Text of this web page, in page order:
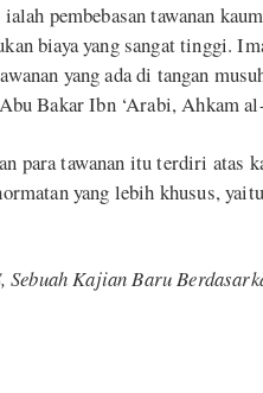
pembebasan tawanan
biaya yang sangat tinggi.
yang ada di tangan
Bakar Ibn ‘Arabi, Ahkam
para tawanan itu terdiri atas
yang lebih khusus,
Kajian Baru